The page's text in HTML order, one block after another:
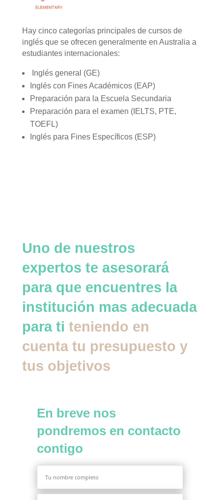
Hay cinco categorías principales de cursos de
inglés que se ofrecen generalmente en Australia a
estudiantes internacionales:
Inglés general (GE)
Inglés con Fines Académicos (EAP)
Preparación para la Escuela Secundaria
Preparación para el examen (IELTS, PTE,
TOEFL)
Inglés para Fines Específicos (ESP)
Uno de nuestros
expertos te asesorará
para que encuentres la
institución mas adecuada
para ti teniendo en
cuenta tu presupuesto y
tus objetivos
En breve nos
pondremos en contacto
contigo